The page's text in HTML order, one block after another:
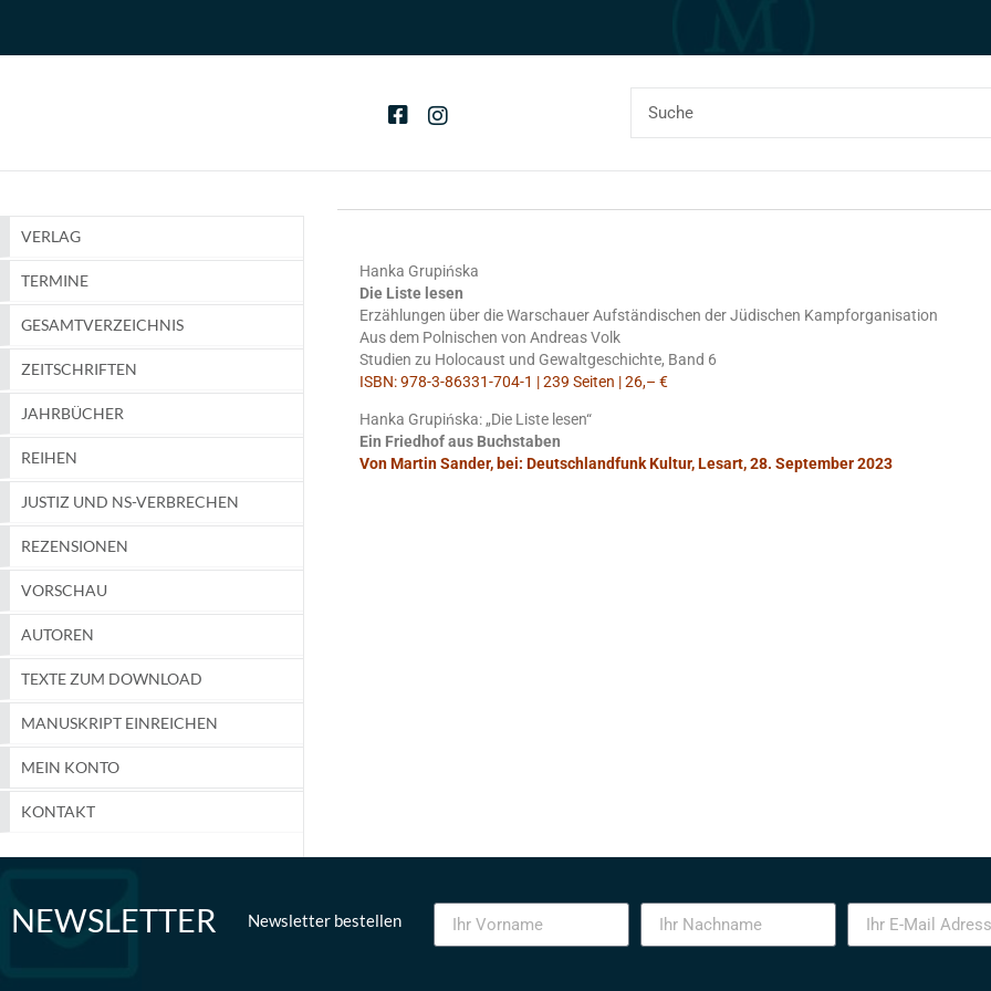
VERLAG
TERMINE
GESAMTVERZEICHNIS
ZEITSCHRIFTEN
JAHRBÜCHER
REIHEN
JUSTIZ UND NS-VERBRECHEN
REZENSIONEN
VORSCHAU
AUTOREN
TEXTE ZUM DOWNLOAD
MANUSKRIPT EINREICHEN
MEIN KONTO
KONTAKT
Hanka Grupińska
Die Liste lesen
Erzählungen über die Warschauer Aufständischen der Jüdischen Kampforganisation
Aus dem Polnischen von Andreas Volk
Studien zu Holocaust und Gewaltgeschichte, Band 6
ISBN: 978-3-86331-704-1 | 239 Seiten | 26,– €
Hanka Grupińska: „Die Liste lesen“
Ein Friedhof aus Buchstaben
Von Martin Sander, bei: Deutschlandfunk Kultur, Lesart, 28. September 2023
NEWSLETTER Newsletter bestellen